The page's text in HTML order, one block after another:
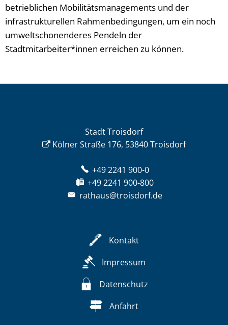
betrieblichen Mobilitätsmanagements und der
infrastrukturellen Rahmenbedingungen, um ein noch
umweltschonenderes Pendeln der
Stadtmitarbeiter*innen erreichen zu können.
Stadt Troisdorf
Kölner Straße 176, 53840 Troisdorf
+49 2241 900-0
+49 2241 900-800
rathaus@troisdorf.de
Kontakt
Impressum
Datenschutz
Anfahrt